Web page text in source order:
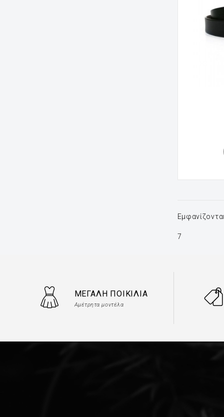
7
ΜΕΓΆΛΗ ΠΟΙΚΙΛΊΑ
Αμέτρητα μοντέλα